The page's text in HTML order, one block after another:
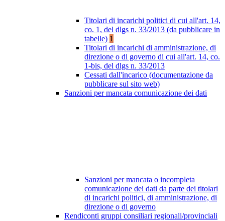
Titolari di incarichi politici di cui all'art. 14,
co. 1, del dlgs n. 33/2013 (da pubblicare in
tabelle) 1
Titolari di incarichi di amministrazione, di
direzione o di governo di cui all'art. 14, co.
1-bis, del dlgs n. 33/2013
Cessati dall'incarico (documentazione da
pubblicare sul sito web)
Sanzioni per mancata comunicazione dei dati
Sanzioni per mancata o incompleta
comunicazione dei dati da parte dei titolari
di incarichi politici, di amministrazione, di
direzione o di governo
Rendiconti gruppi consiliari regionali/provinciali